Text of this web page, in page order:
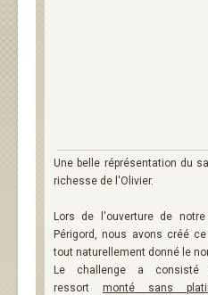
Une belle réprésentation du
richesse de l'Olivier.
Lors de l'ouverture de
Périgord, nous avons créé
tout naturellement donné le
Le challenge a
ressort monté sans